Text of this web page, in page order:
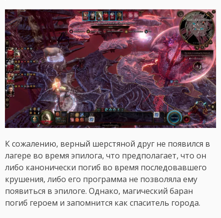
К сожалению, верный шерстяной друг не появился в
лагере во время эпилога, что предполагает, что он
либо канонически погиб во время последовавшего
крушения, либо его программа не позволяла ему
появиться в эпилоге. Однако, магический баран
погиб героем и запомнится как спаситель города.